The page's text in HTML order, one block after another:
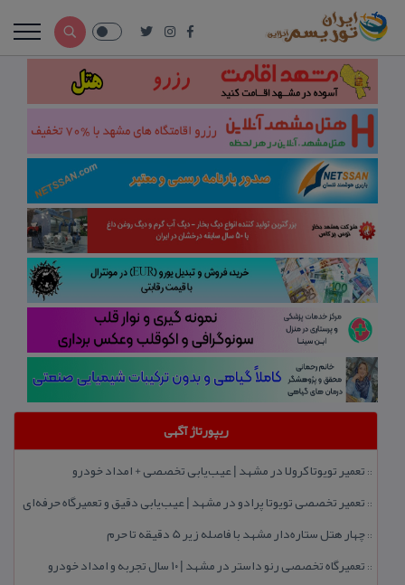
ریپورتاژ آگهی
:: تعمیر تویوتا كرولا در مشهد | عیب‌یابی تخصصی + امداد خودرو
:: تعمیر تخصصی تویوتا پرادو در مشهد | عیب‌یابی دقیق و تعمیرگاه حرفه‌ای
::چهار هتل‌ ستاره‌دار مشهد با فاصله زیر 5 دقیقه تا حرم
:: تعمیرگاه تخصصی رنو داستر در مشهد | ۱۰ سال تجربه و امداد خودرو